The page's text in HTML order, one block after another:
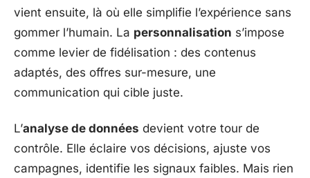
vient ensuite, là où elle simplifie l’expérience sans
gommer l’humain. La personnalisation s’impose
comme levier de fidélisation : des contenus
adaptés, des offres sur-mesure, une
communication qui cible juste.
L’analyse de données devient votre tour de
contrôle. Elle éclaire vos décisions, ajuste vos
campagnes, identifie les signaux faibles. Mais rien